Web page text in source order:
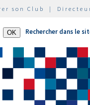
son Club |
Rechercher dans le